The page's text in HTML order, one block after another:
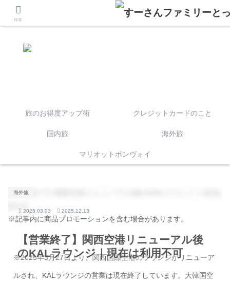
旅のお得度アップ術 クレジットカードのこと
国内旅 海外旅
マリオットボンヴォイ
【営業終了】関西空港リニューアル後
のKALラウンジ｜現在は利用不可
海外旅
2025.03.03 2025.12.13
※記事内に商品プロモーションを含む場合があります。
※2025年3月27日より、関西国際空港のラウンジがリニューア
ルされ、KALラウンジの営業は現在終了しています。大韓国空
検索